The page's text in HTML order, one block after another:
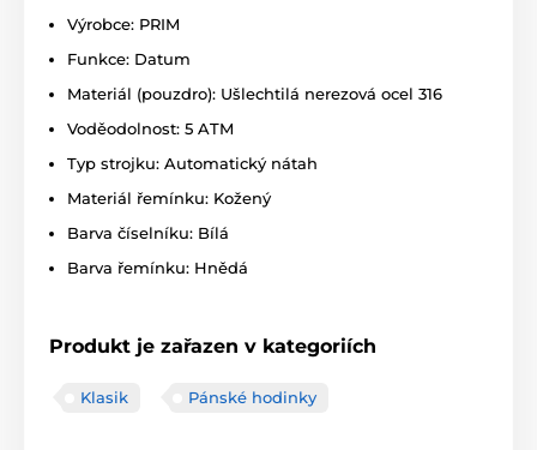
Výrobce: PRIM
Funkce: Datum
Materiál (pouzdro): Ušlechtilá nerezová ocel 316
Voděodolnost: 5 ATM
Typ strojku: Automatický nátah
Materiál řemínku: Kožený
Barva číselníku: Bílá
Barva řemínku: Hnědá
Produkt je zařazen v kategoriích
Klasik Pánské hodinky